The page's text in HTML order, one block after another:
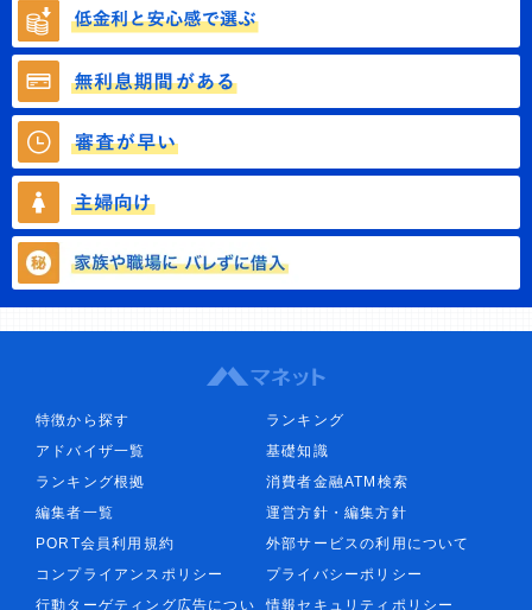
特徴から探す
ランキング
アドバイザ一覧
基礎知識
ランキング根拠
消費者金融ATM検索
編集者一覧
運営方針・編集方針
PORT会員利用規約
外部サービスの利用について
コンプライアンスポリシー
プライバシーポリシー
行動ターゲティング広告につい
情報セキュリティポリシー